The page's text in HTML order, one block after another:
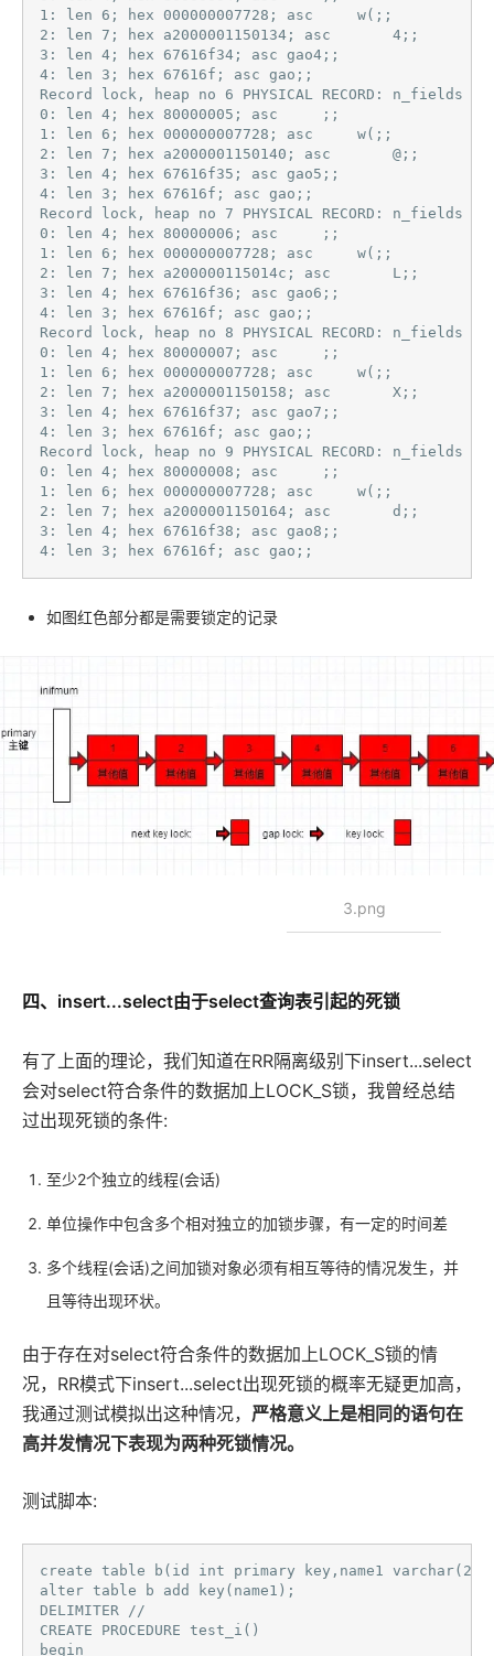
1: len 6; hex 000000007728; asc     w(;;
2: len 7; hex a2000001150134; asc       4;;
3: len 4; hex 67616f34; asc gao4;;
4: len 3; hex 67616f; asc gao;;
Record lock, heap no 6 PHYSICAL RECORD:
0: len 4; hex 80000005; asc     ;;
1: len 6; hex 000000007728; asc     w(;;
2: len 7; hex a2000001150140; asc       @;;
3: len 4; hex 67616f35; asc gao5;;
4: len 3; hex 67616f; asc gao;;
Record lock, heap no 7 PHYSICAL RECORD:
0: len 4; hex 80000006; asc     ;;
1: len 6; hex 000000007728; asc     w(;;
2: len 7; hex a200000115014c; asc       L;;
3: len 4; hex 67616f36; asc gao6;;
4: len 3; hex 67616f; asc gao;;
Record lock, heap no 8 PHYSICAL RECORD:
0: len 4; hex 80000007; asc     ;;
1: len 6; hex 000000007728; asc     w(;;
2: len 7; hex a2000001150158; asc       X;;
3: len 4; hex 67616f37; asc gao7;;
4: len 3; hex 67616f; asc gao;;
Record lock, heap no 9 PHYSICAL RECORD:
0: len 4; hex 80000008; asc     ;;
1: len 6; hex 000000007728; asc     w(;;
2: len 7; hex a2000001150164; asc       d;;
3: len 4; hex 67616f38; asc gao8;;
4: len 3; hex 67616f; asc gao;;
如图红色部分都是需要锁定的记录
3.png
四、insert...select由于select查询表引起的死锁
有了上面的理论，我们知道在RR隔离级别下insert...select
会对select符合条件的数据加上LOCK_S锁，我曾经总结
过出现死锁的条件:
至少2个独立的线程(会话)
单位操作中包含多个相对独立的加锁步骤，有一定的时间差
多个线程(会话)之间加锁对象必须有相互等待的情况发生，并
且等待出现环状。
由于存在对select符合条件的数据加上LOCK_S锁的情
况，RR模式下insert...select出现死锁的概率无疑更加高，
我通过测试模拟出这种情况， 严格意义上是相同的语句在
高并发情况下表现为两种死锁情况。
测试脚本:
create table b(id int primary key,name1
alter table b add key(name1);
DELIMITER //
CREATE PROCEDURE test_i()
begin